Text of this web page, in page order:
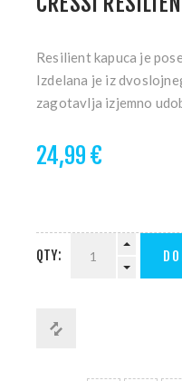
Resilient kapuca je
Izdelana je iz
zagotavlja izjemno
24,99 €
QTY: